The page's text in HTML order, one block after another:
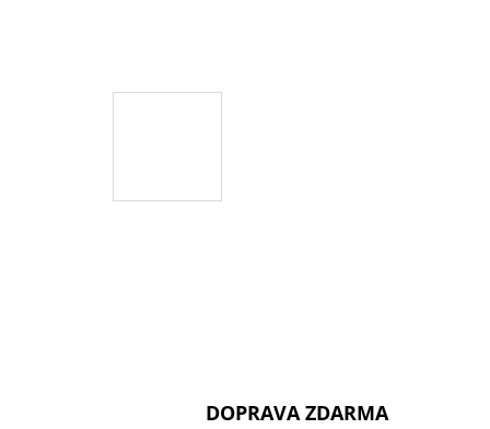
DOPRAVA ZDARMA